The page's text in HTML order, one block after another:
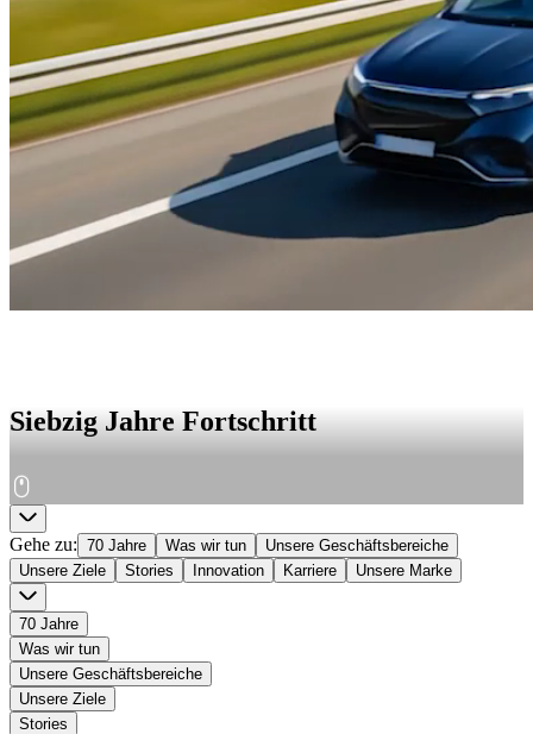
Siebzig Jahre Fortschritt
Gehe zu: 70 Jahre Was wir tun
Unsere Geschäftsbereiche
Unsere Ziele
Stories Innovation Karriere Unsere Marke
70 Jahre
Was wir tun
Unsere Geschäftsbereiche
Unsere Ziele
Stories